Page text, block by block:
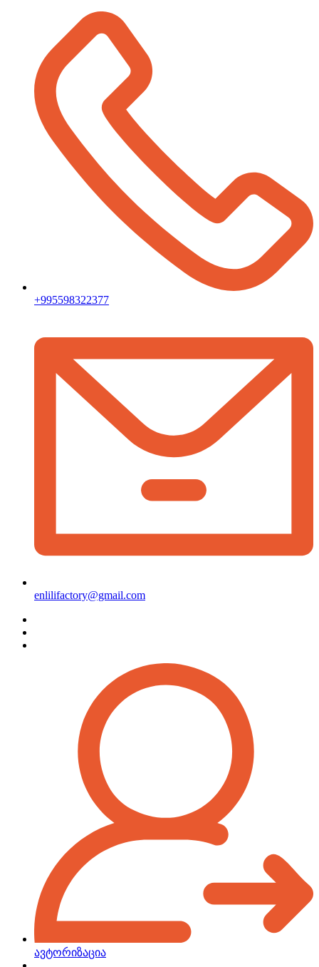
+995598322377
enlilifactory@gmail.com
ავტორიზაცია